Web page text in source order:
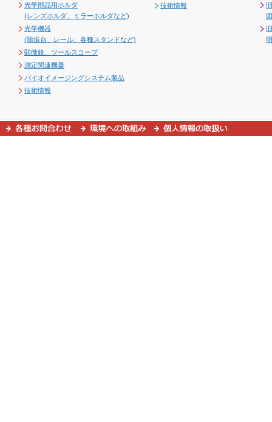
光学部品用ホルダ
(レンズホルダ、ミラーホルダなど)
光学機器
(除振台、レール、各種スタンドなど)
顕微鏡、ツールスコープ
測定関連機器
バイオイメージングシステム製品
技術情報
技術情報